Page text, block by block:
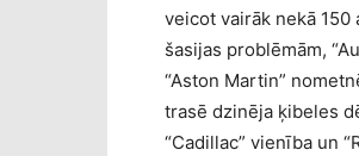
veicot vairāk nekā
šasijas problēmām,
“Aston Martin”
trasē dzinēja ķibeles
“Cadillac” vienība un